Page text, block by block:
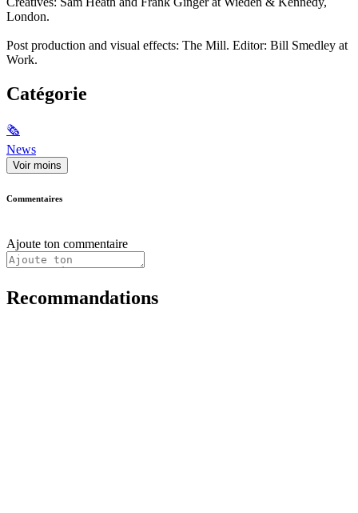
London.
Post production and visual effects: The Mill. Editor: Bill Smedley at
Work.
Catégorie
🗞
News
Voir moins
Commentaires
Ajoute ton commentaire
Recommandations